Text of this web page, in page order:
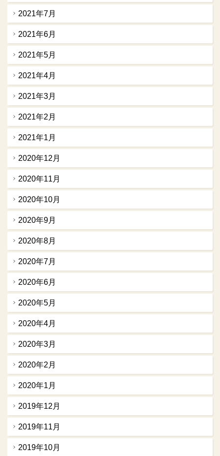
2021年7月
2021年6月
2021年5月
2021年4月
2021年3月
2021年2月
2021年1月
2020年12月
2020年11月
2020年10月
2020年9月
2020年8月
2020年7月
2020年6月
2020年5月
2020年4月
2020年3月
2020年2月
2020年1月
2019年12月
2019年11月
2019年10月